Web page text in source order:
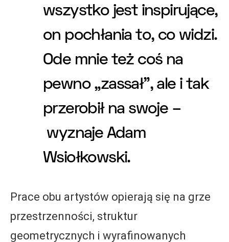
wszystko jest inspirujące,
on pochłania to, co widzi.
Ode mnie też coś na
pewno „zassał”, ale i tak
przerobił na swoje –
wyznaje Adam
Wsiołkowski.
Prace obu artystów opierają się na grze
przestrzenności, struktur
geometrycznych i wyrafinowanych